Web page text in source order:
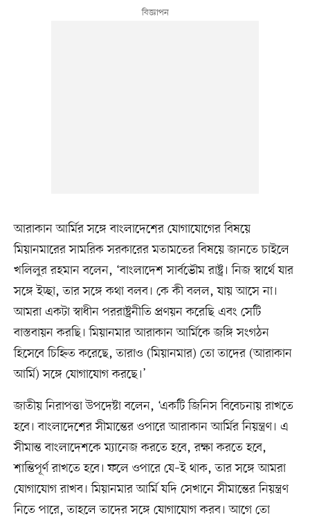
আরাকান আর্মির সঙ্গে বাংলাদেশের যোগাযোগের বিষয়ে
মিয়ানমারের সামরিক সরকারের মতামতের বিষয়ে জানতে চাইলে
খলিলুর রহমান বলেন, ‘বাংলাদেশ সার্বভৌম রাষ্ট্র। নিজ স্বার্থে যার
সঙ্গে ইচ্ছা, তার সঙ্গে কথা বলব। কে কী বলল, যায় আসে না।
আমরা একটা স্বাধীন পররাষ্ট্রনীতি প্রণয়ন করেছি এবং সেটি
বাস্তবায়ন করছি। মিয়ানমার আরাকান আর্মিকে জঙ্গি সংগঠন
হিসেবে চিহ্নিত করেছে, তারাও (মিয়ানমার) তো তাদের (আরাকান
আর্মি) সঙ্গে যোগাযোগ করছে।’
জাতীয় নিরাপত্তা উপদেষ্টা বলেন, ‘একটি জিনিস বিবেচনায় রাখতে
হবে। বাংলাদেশের সীমান্তের ওপারে আরাকান আর্মির নিয়ন্ত্রণ। এ
সীমান্ত বাংলাদেশকে ম্যানেজ করতে হবে, রক্ষা করতে হবে,
শান্তিপূর্ণ রাখতে হবে। ফলে ওপারে যে–ই থাক, তার সঙ্গে আমরা
যোগাযোগ রাখব। মিয়ানমার আর্মি যদি সেখানে সীমান্তের নিয়ন্ত্রণ
নিতে পারে, তাহলে তাদের সঙ্গে যোগাযোগ করব। আগে তো